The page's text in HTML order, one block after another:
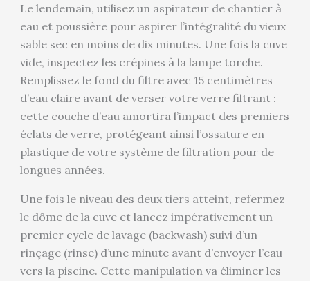
Le lendemain, utilisez un aspirateur de chantier à
eau et poussière pour aspirer l’intégralité du vieux
sable sec en moins de dix minutes. Une fois la cuve
vide, inspectez les crépines à la lampe torche.
Remplissez le fond du filtre avec 15 centimètres
d’eau claire avant de verser votre verre filtrant :
cette couche d’eau amortira l’impact des premiers
éclats de verre, protégeant ainsi l’ossature en
plastique de votre système de filtration pour de
longues années.
Une fois le niveau des deux tiers atteint, refermez
le dôme de la cuve et lancez impérativement un
premier cycle de lavage (backwash) suivi d’un
rinçage (rinse) d’une minute avant d’envoyer l’eau
vers la piscine. Cette manipulation va éliminer les